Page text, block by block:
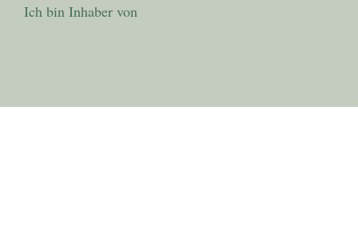
Ich bin Inhaber von